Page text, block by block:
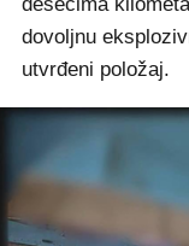
dovoljnu
utvrđeni položaj.